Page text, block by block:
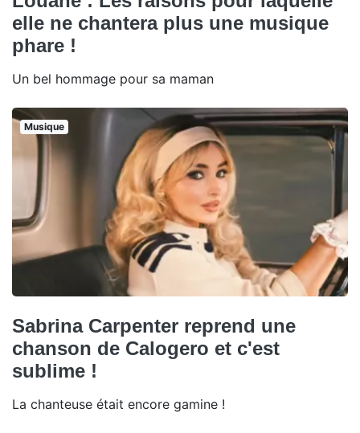
elle ne chantera plus une musique
phare !
Un bel hommage pour sa maman
Musique
Sabrina Carpenter reprend une
chanson de Calogero et c'est
sublime !
La chanteuse était encore gamine !